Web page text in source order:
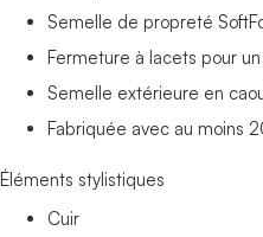
Semelle de propreté
Fermeture à lacets pour
Semelle extérieure en
Fabriquée avec au moins
Éléments stylistiques
Cuir